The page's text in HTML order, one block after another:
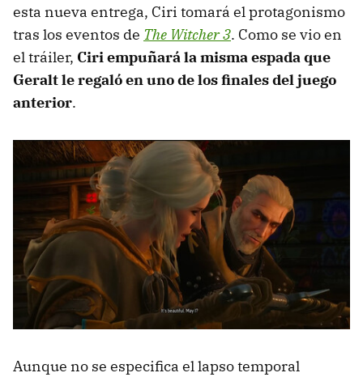
esta nueva entrega, Ciri tomará el protagonismo
tras los eventos de The Witcher 3. Como se vio en
el tráiler, Ciri empuñará la misma espada que
Geralt le regaló en uno de los finales del juego
anterior.
Aunque no se especifica el lapso temporal